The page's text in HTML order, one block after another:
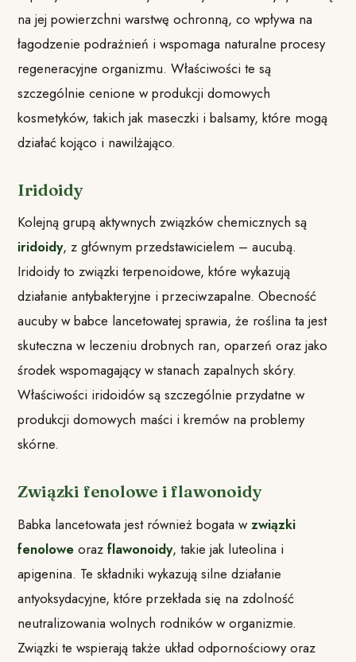
na jej powierzchni warstwę ochronną, co wpływa na
łagodzenie podrażnień i wspomaga naturalne procesy
regeneracyjne organizmu. Właściwości te są
szczególnie cenione w produkcji domowych
kosmetyków, takich jak maseczki i balsamy, które mogą
działać kojąco i nawilżająco.
Iridoidy
Kolejną grupą aktywnych związków chemicznych są
iridoidy, z głównym przedstawicielem – aucubą.
Iridoidy to związki terpenoidowe, które wykazują
działanie antybakteryjne i przeciwzapalne. Obecność
aucuby w babce lancetowatej sprawia, że roślina ta jest
skuteczna w leczeniu drobnych ran, oparzeń oraz jako
środek wspomagający w stanach zapalnych skóry.
Właściwości iridoidów są szczególnie przydatne w
produkcji domowych maści i kremów na problemy
skórne.
Związki fenolowe i flawonoidy
Babka lancetowata jest również bogata wzwiązki
fenolowe orazflawonoidy, takie jak luteolina i
apigenina. Te składniki wykazują silne działanie
antyoksydacyjne, które przekłada się na zdolność
neutralizowania wolnych rodników w organizmie.
Związki te wspierają także układ odpornościowy oraz